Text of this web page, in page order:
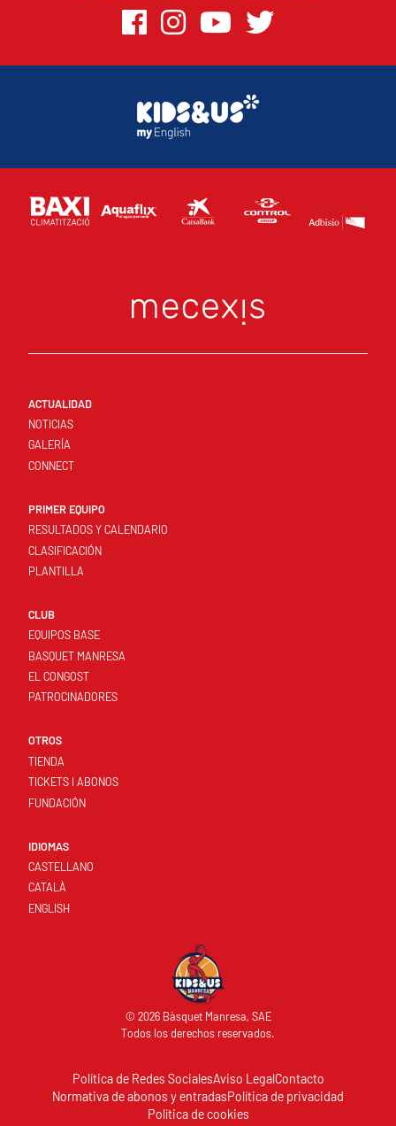
ACTUALIDAD
NOTICIAS
GALERÍA
CONNECT
PRIMER EQUIPO
RESULTADOS Y CALENDARIO
CLASIFICACIÓN
PLANTILLA
CLUB
EQUIPOS BASE
BASQUET MANRESA
EL CONGOST
PATROCINADORES
OTROS
TIENDA
TICKETS I ABONOS
FUNDACIÓN
IDIOMAS
CASTELLANO
CATALÀ
ENGLISH
© 2026 Bàsquet Manresa, SAE
Todos los derechos reservados.
Política de Redes SocialesAviso LegalContacto
Normativa de abonos y entradasPolítica de privacidad
Política de cookies